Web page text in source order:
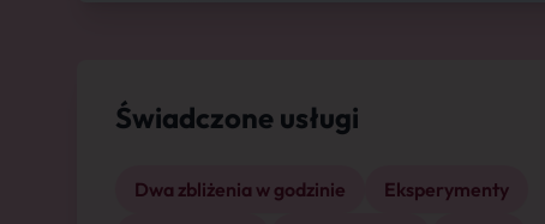
Świadczone usługi
Dwa zbliżenia w godzinie
Eksperymenty